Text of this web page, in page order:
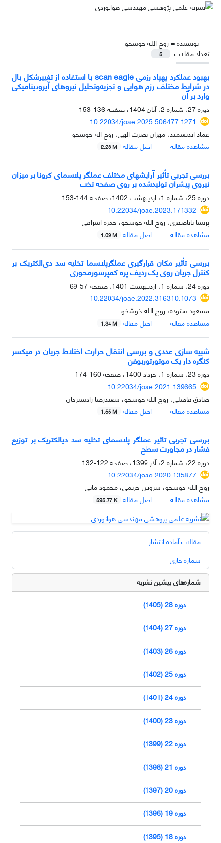
نویسنده =روح الله خوشخو
تعداد مقالات:
5
بهبود عملکرد پهپاد رزمی scan eagle با استفاده از تغییرشکل بال
در شرایط مختلف رزم هوایی و تجزیه‌وتحلیل نیروهای آیرودینامیکی
وارد بر آن
دوره 27، شماره 2، آبان 1404، صفحه
136-153
10.22034/joae.2025.506477.1271
عماد اندیشمند، مهران نصرت الهی، روح اله خوشخو
مشاهده مقاله
اصل مقاله 2.28 M
بررسی تجربی تأثیر آرایشهای مختلف عملگر پلاسمای کرونا بر میزان
نیروی پیشران تولیدشده بر روی صفحه تخت
دوره 25، شماره 1، اردیبهشت 1402، صفحه
144-153
10.22034/joae.2023.171332
پریسا باباصفری، روح الله خوشخو، حمزه اشراقی
مشاهده مقاله
اصل مقاله 1.09 M
بررسی تأثیر مکان قرارگیری عملگرپلاسما تخلیه سد دی‌الکتریک بر
کنترل جریان روی یک ردیف پره کمپرسورمحوری
دوره 24، شماره 1، اردیبهشت 1401، صفحه
57-69
10.22034/joae.2022.316310.1073
مسعود ستوده، روح الله خوشخو
مشاهده مقاله
اصل مقاله 1.34 M
شبیه سازی عددی و بررسی انتقال حرارت اختلاط جریان در میکسر
کنگره دار یک موتورتوربوفن
دوره 23، شماره 1، خرداد 1400، صفحه
160-174
10.22034/joae.2021.139665
صادق فاضلی، روح الله خوشخو، سعیدرضا زادسیرجان
مشاهده مقاله
اصل مقاله 1.55 M
بررسی تجربی تاثیر عملگر پلاسمای تخلیه سد دیالکتریک بر توزیع
فشار در مجاورت سطح
دوره 22، شماره 2، آذر 1399، صفحه
122-132
10.22034/joae.2020.135877
روح الله خوشخو، سروش حریمی، محمود مانی
مشاهده مقاله
اصل مقاله 595.77 K
مقالات آماده انتشار
شماره جاری
شماره‌های پیشین نشریه
دوره 28 (1405)
دوره 27 (1404)
دوره 26 (1403)
دوره 25 (1402)
دوره 24 (1401)
دوره 23 (1400)
دوره 22 (1399)
دوره 21 (1398)
دوره 20 (1397)
دوره 19 (1396)
دوره 18 (1395)